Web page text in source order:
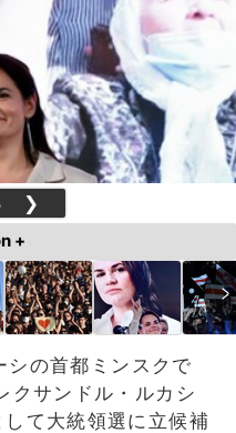
❯
+
シの首都ミンスクで
クサンドル・ルカシ
て大統領選に立候補